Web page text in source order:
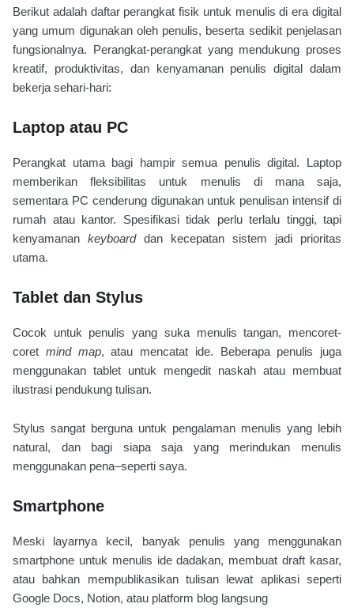
Berikut adalah daftar perangkat fisik untuk menulis di era digital
yang umum digunakan oleh penulis, beserta sedikit penjelasan
fungsionalnya. Perangkat-perangkat yang mendukung proses
kreatif, produktivitas, dan kenyamanan penulis digital dalam
bekerja sehari-hari:
Laptop atau PC
Perangkat utama bagi hampir semua penulis digital. Laptop
memberikan fleksibilitas untuk menulis di mana saja,
sementara PC cenderung digunakan untuk penulisan intensif di
rumah atau kantor. Spesifikasi tidak perlu terlalu tinggi, tapi
kenyamanan keyboarddan kecepatan sistem jadi prioritas
utama.
Tablet dan Stylus
Cocok untuk penulis yang suka menulis tangan, mencoret-
coret mind map, atau mencatat ide. Beberapa penulis juga
menggunakan tablet untuk mengedit naskah atau membuat
ilustrasi pendukung tulisan.
Stylus sangat berguna untuk pengalaman menulis yang lebih
natural, dan bagi siapa saja yang merindukan menulis
menggunakan pena–seperti saya.
Smartphone
Meski layarnya kecil, banyak penulis yang menggunakan
smartphone untuk menulis ide dadakan, membuat draft kasar,
atau bahkan mempublikasikan tulisan lewat aplikasi seperti
Google Docs, Notion, atau platform blog langsung